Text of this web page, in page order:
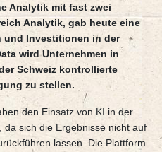
Analytik mit fast zwei
Analytik, gab heute eine
und Investitionen in der
wird Unternehmen in
Schweiz kontrollierte
zu stellen.
den Einsatz von KI in der
da sich die Ergebnisse nicht auf
lassen. Die Plattform